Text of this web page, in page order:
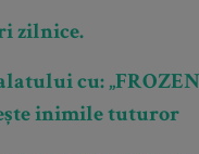
zilnice.
cu:
inimile tuturor